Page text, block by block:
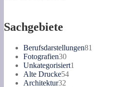
Sachgebiete
Berufsdarstellungen81
Fotografien3030
Produkte
Unkategorisiert1
Alte Drucke5454
Architektur32